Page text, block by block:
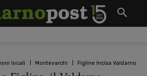
locali Montevarchi Figline Incisa Valdarno